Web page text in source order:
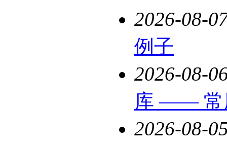
2026-08-
例子
2026-08-
库 —— 常
2026-08-